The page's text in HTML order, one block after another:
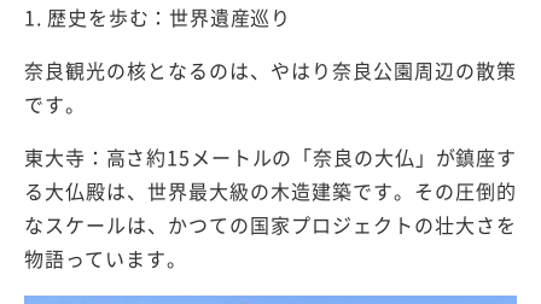
1. 歴史を歩む：世界遺産巡り
奈良観光の核となるのは、やはり奈良公園周辺の散策
です。
東大寺：高さ約15メートルの「奈良の大仏」が鎮座す
る大仏殿は、世界最大級の木造建築です。その圧倒的
なスケールは、かつての国家プロジェクトの壮大さを
物語っています。